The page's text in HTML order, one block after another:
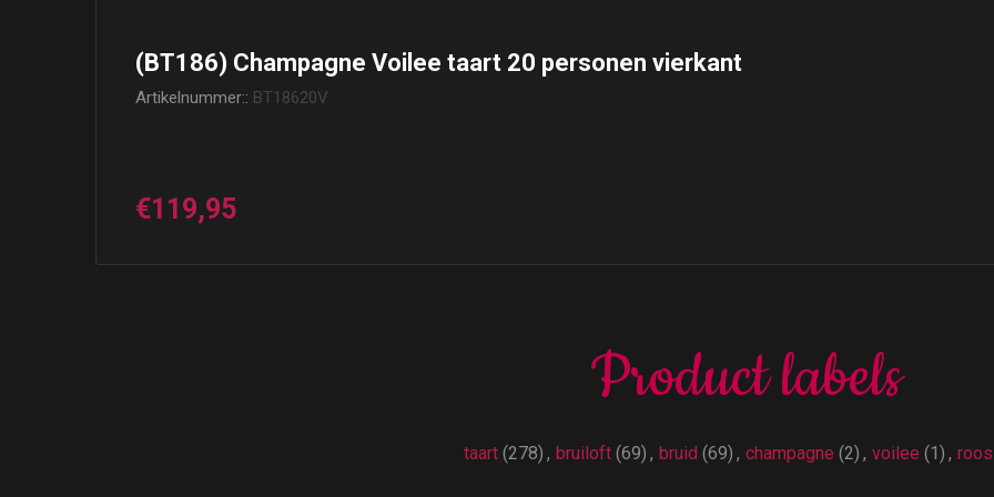
(BT186) Champagne Voilee taart 20 personen vierkant
Artikelnummer:: BT18620V
€119,95
Product labels
taart (278) , bruiloft (69) , bruid (69) , champagne (2) , voilee (1) , roos